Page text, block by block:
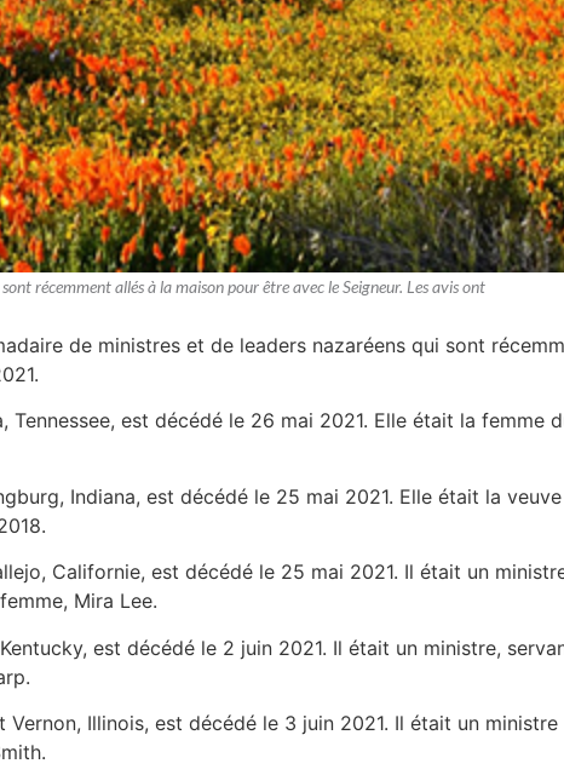
récemment allés à la maison pour être avec le Seigneur. Les avis ont
de ministres et de leaders nazaréens qui sont
Tennessee, est décédé le 26 mai 2021. Elle était la
Indiana, est décédé le 25 mai 2021. Elle était la
Californie, est décédé le 25 mai 2021. Il était un
Mira Lee.
est décédé le 2 juin 2021. Il était un ministre,
Vernon, Illinois, est décédé le 3 juin 2021. Il était un